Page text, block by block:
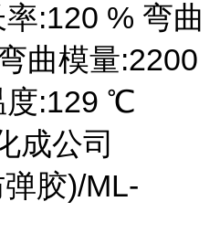
:120 % 弯曲
曲模量:2200
度:129 ℃
成公司
胶)/ML-